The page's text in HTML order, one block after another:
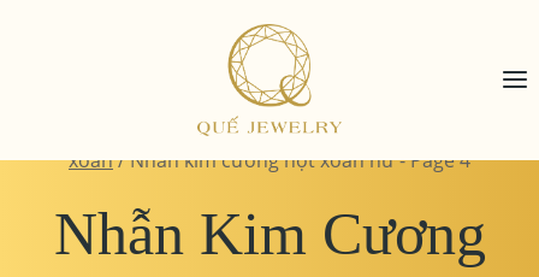
Trang sức kim cương/Nhẫn kim cương hột
xoàn/Nhẫn kim cương hột xoàn nữ- Page 4
Nhẫn Kim Cương